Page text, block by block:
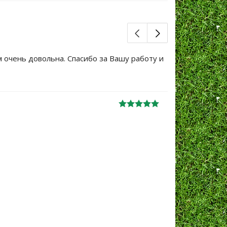
очень довольна. Спасибо за Вашу работу и
Большое
уже не
Жанна
06.10.2024